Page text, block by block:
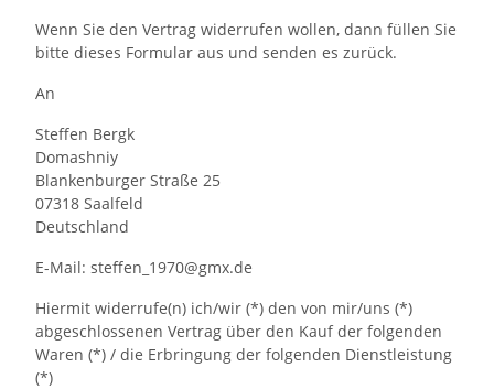
Wenn Sie den Vertrag widerrufen wollen, dann füllen Sie
bitte dieses Formular aus und senden es zurück.
An
Steffen Bergk
Domashniy
Blankenburger Straße 25
07318 Saalfeld
Deutschland
E-Mail: steffen_1970@gmx.de
Hiermit widerrufe(n) ich/wir (*) den von mir/uns (*)
abgeschlossenen Vertrag über den Kauf der folgenden
Waren (*) / die Erbringung der folgenden Dienstleistung
(*)